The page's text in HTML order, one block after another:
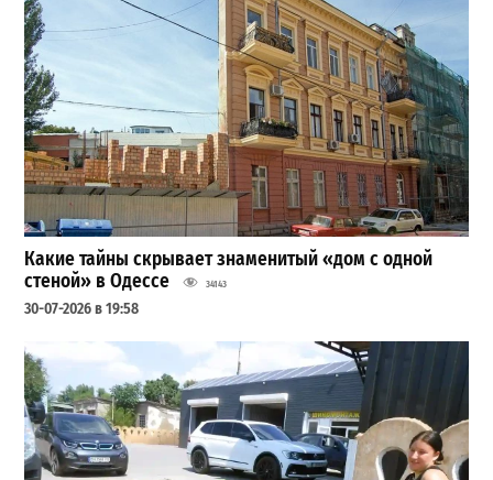
Какие тайны скрывает знаменитый «дом с одной
стеной» в Одессе
34143
30-07-2026 в 19:58